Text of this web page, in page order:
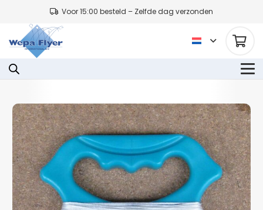
Voor 15:00 besteld – Zelfde dag verzonden